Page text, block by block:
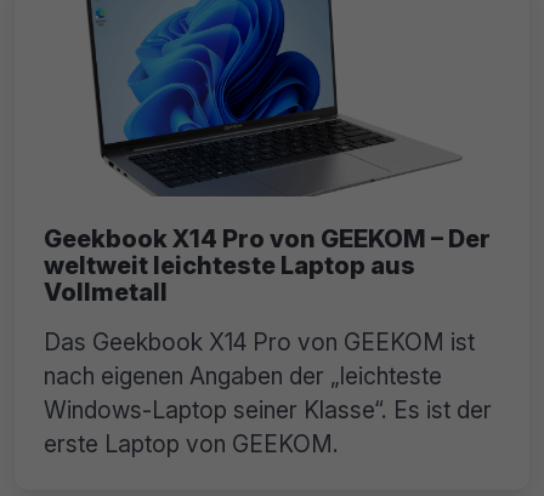
Geekbook X14 Pro von GEEKOM – Der
weltweit leichteste Laptop aus
Vollmetall
Das Geekbook X14 Pro von GEEKOM ist
nach eigenen Angaben der „leichteste
Windows-Laptop seiner Klasse“. Es ist der
erste Laptop von GEEKOM.